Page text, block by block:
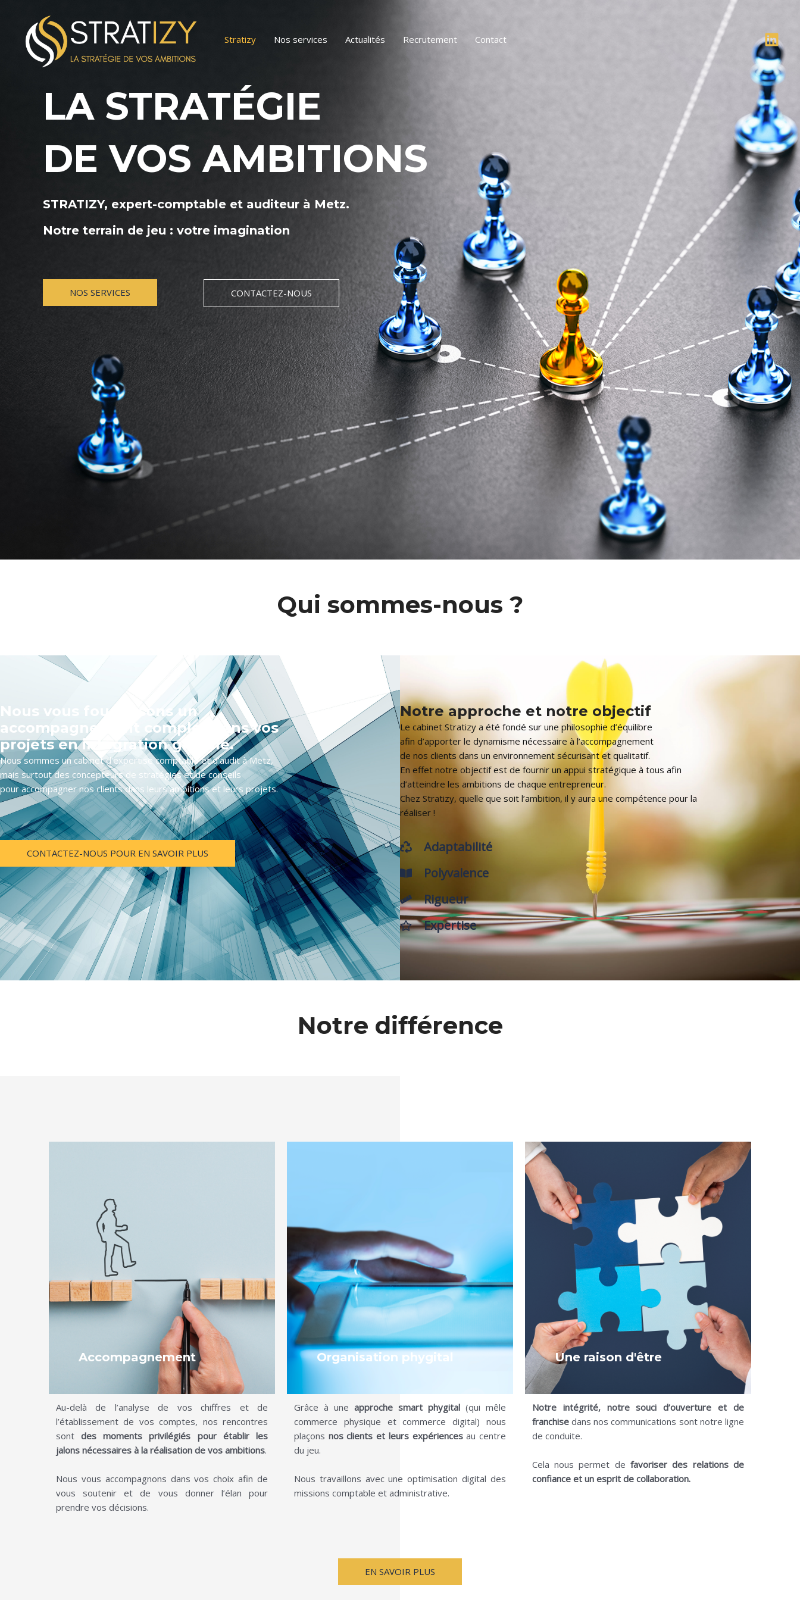
contenu
Stratizy Nos services Actualités Recrutement Contact
LA STRATÉGIE
DE VOS AMBITIONS
STRATIZY, expert-comptable et auditeur à Metz.
Notre terrain de jeu : votre imagination
NOS SERVICES CONTACTEZ-NOUS
Qui sommes-nous ?
Nous vous fournissons un
accompagnement complet dans vos
projets en intégration globale.
Nous sommes un cabinet d’expertise comptable et d’audit à Metz,
mais surtout des concepteurs de stratégies et de conseils
pour accompagner nos clients dans leurs ambitions et leurs projets.
CONTACTEZ-NOUS POUR EN SAVOIR PLUS
Notre approche et notre objectif
Le cabinet Stratizy a été fondé sur une philosophie d’équilibre
afin d’apporter le dynamisme nécessaire à l’accompagnement
de nos clients dans un environnement sécurisant et qualitatif.
En effet notre objectif est de fournir un appui stratégique à tous afin
d’atteindre les ambitions de chaque entrepreneur.
Chez Stratizy, quelle que soit l’ambition, il y aura une compétence pour la
réaliser !
Adaptabilité
Polyvalence
Rigueur
Expertise
Notre différence
Accompagnement Organisation phygital Une raison d'être
Au-delà de l’analyse de vos chiffres et de
l’établissement de vos comptes, nos rencontres
sontdes moments privilégiés pour établir les
jalons nécessaires à la réalisation de vos ambitions.
Nous vous accompagnons dans vos choix afin de
vous soutenir et de vous donner l’élan pour
prendre vos décisions.
Grâce à une approche smart phygital(qui mêle
commerce physique et commerce digital) nous
plaçons nos clients et leurs expériencesau centre
du jeu.
Nous travaillons avec une optimisation digital des
missions comptable et administrative.
Notre intégrité, notre souci d’ouverture et de
franchisedans nos communications sont notre ligne
de conduite.
Cela nous permet defavoriser des relations de
confiance et un esprit de collaboration.
EN SAVOIR PLUS